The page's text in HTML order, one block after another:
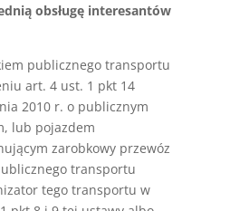
obsługę interesantów
publicznego transportu
art. 4 ust. 1 pkt 14
2010 r. o publicznym
lub pojazdem
zarobkowy przewóz
transportu
tego transportu w